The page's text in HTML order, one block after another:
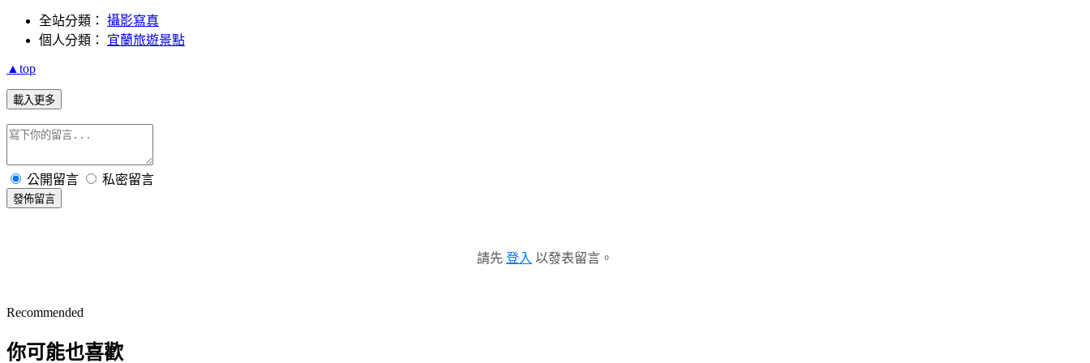
全站分類： 攝影寫真
個人分類： 宜蘭旅遊景點
▲top
載入更多
公開留言 私密留言
發佈留言
請先 登入 以發表留言。
Recommended
你可能也喜歡